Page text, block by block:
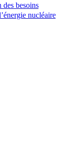
des besoins
nucléaire